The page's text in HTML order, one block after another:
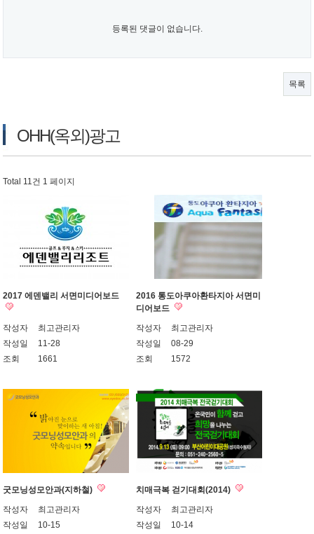
등록된 댓글이 없습니다.
목록
OHH(옥외)광고
Total 11건 1 페이지
2017 에덴밸리 서면미디어보드
작성자
최고관리자
작성일
11-28
조회
1661
2016 통도아쿠아환타지아 서면미
디어보드
작성자
최고관리자
작성일
08-29
조회
1572
굿모닝성모안과(지하철)
작성자
최고관리자
작성일
10-15
치매극복 걷기대회(2014)
작성자
최고관리자
작성일
10-14